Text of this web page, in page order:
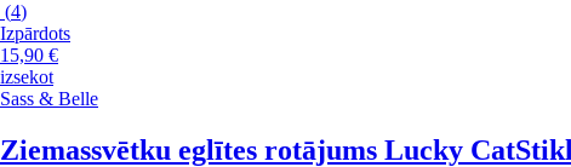
(4)
Izpārdots
15,90 €
izsekot
Sass & Belle
Ziemassvētku eglītes rotājums Lucky Cat